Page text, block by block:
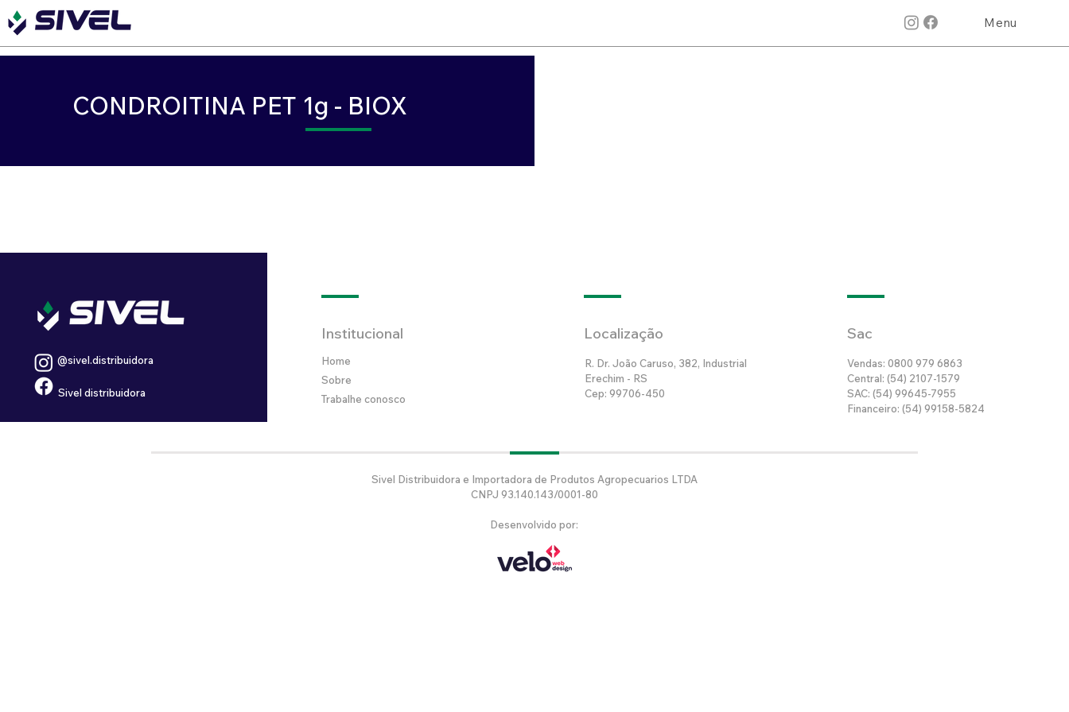
Menu
CONDROITINA PET 1g - BIOX
@sivel.distribuidora
Sivel distribuidora
Institucional
Home
Sobre
Trabalhe conosco
Localização
R. Dr. João Caruso, 382, Industrial
Erechim - RS
Cep: 99706-450
Sac
Vendas: 0800 979 6863
Central: (54) 2107-1579
SAC: (54) 99645-7955
Financeiro: (54) 99158-5824
Sivel Distribuidora e Importadora de Produtos Agropecuarios LTDA
CNPJ 93.140.143/0001-80
Desenvolvido por: